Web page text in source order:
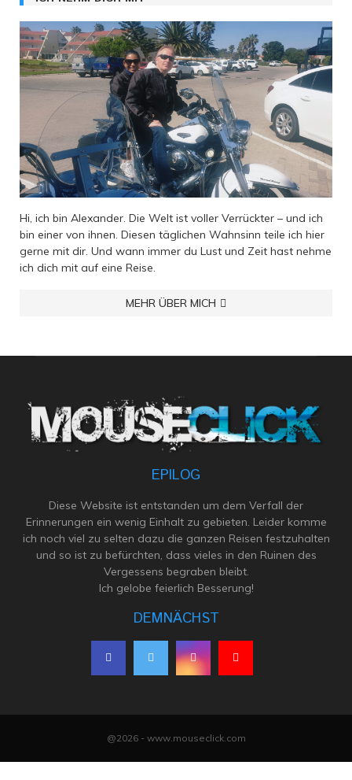
Hi, ich bin Alexander. Die Welt ist voller Verrückter – und ich
bin einer von ihnen. Diesen täglichen Wahnsinn teile ich hier
gerne mit dir. Und wann immer du Lust und Zeit hast nehme
ich dich mit auf eine Reise.
MEHR ÜBER MICH
EPILOG
Diese Website ist entstanden um dem Verfall der
Erinnerungen ein wenig Einhalt zu gebieten. Leider komme
ich noch viel zu selten dazu die ganzen Reisen festzuhalten
und so ist zu befürchten, dass vieles in den Ruinen des
Vergessens begraben bleibt.
Ich gelobe feierlich Besserung!
DEMNÄCHST
@2026 - www.mouseclick.com